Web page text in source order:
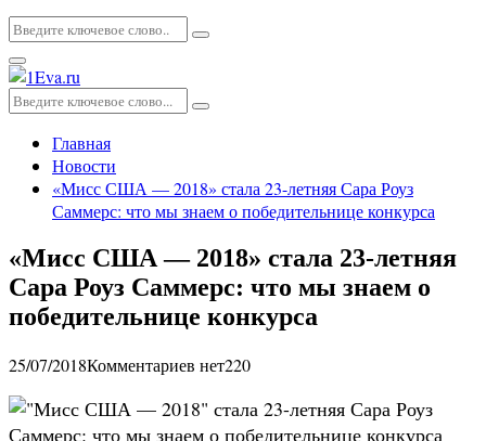
Искать:
Поиск
Основное
меню
Искать:
Поиск
Главная
Новости
«Мисс США — 2018» стала 23-летняя Сара Роуз
Саммерс: что мы знаем о победительнице конкурса
«Мисс США — 2018» стала 23-летняя
Сара Роуз Саммерс: что мы знаем о
победительнице конкурса
25/07/2018Комментариев нет220